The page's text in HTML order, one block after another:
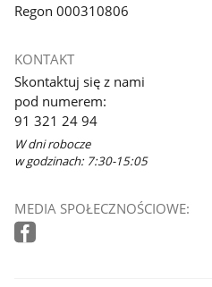
Regon 000310806
KONTAKT
Skontaktuj się z nami
pod numerem:
91 321 24 94
W dni robocze
w godzinach: 7:30-15:05
MEDIA SPOŁECZNOŚCIOWE: